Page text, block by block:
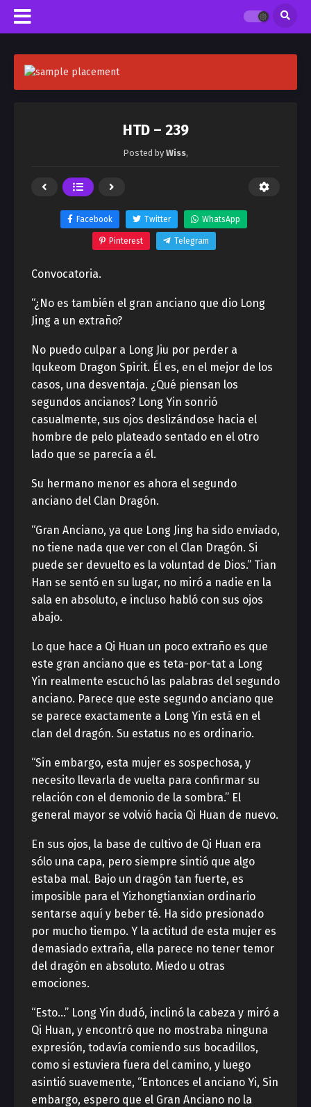
HTD – 239
Posted by Wiss,
Facebook Twitter WhatsApp
Pinterest Telegram
Convocatoria.
“¿No es también el gran anciano que dio Long
Jing a un extraño?
No puedo culpar a Long Jiu por perder a
Iqukeom Dragon Spirit. Él es, en el mejor de los
casos, una desventaja. ¿Qué piensan los
segundos ancianos? Long Yin sonrió
casualmente, sus ojos deslizándose hacia el
hombre de pelo plateado sentado en el otro
lado que se parecía a él.
Su hermano menor es ahora el segundo
anciano del Clan Dragón.
“Gran Anciano, ya que Long Jing ha sido enviado,
no tiene nada que ver con el Clan Dragón. Si
puede ser devuelto es la voluntad de Dios.” Tian
Han se sentó en su lugar, no miró a nadie en la
sala en absoluto, e incluso habló con sus ojos
abajo.
Lo que hace a Qi Huan un poco extraño es que
este gran anciano que es teta-por-tat a Long
Yin realmente escuchó las palabras del segundo
anciano. Parece que este segundo anciano que
se parece exactamente a Long Yin está en el
clan del dragón. Su estatus no es ordinario.
“Sin embargo, esta mujer es sospechosa, y
necesito llevarla de vuelta para confirmar su
relación con el demonio de la sombra.” El
general mayor se volvió hacia Qi Huan de nuevo.
En sus ojos, la base de cultivo de Qi Huan era
sólo una capa, pero siempre sintió que algo
estaba mal. Bajo un dragón tan fuerte, es
imposible para el Yizhongtianxian ordinario
sentarse aquí y beber té. Ha sido presionado
por mucho tiempo. Y la actitud de esta mujer es
demasiado extraña, ella parece no tener temor
del dragón en absoluto. Miedo u otras
emociones.
“Esto…” Long Yin dudó, inclinó la cabeza y miró a
Qi Huan, y encontró que no mostraba ninguna
expresión, todavía comiendo sus bocadillos,
como si estuviera fuera del camino, y luego
asintió suavemente, “Entonces el anciano Yi, Sin
embargo, espero que el Gran Anciano no la